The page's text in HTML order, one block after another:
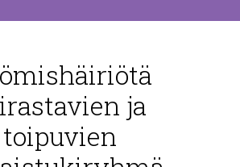
ja
toipuvien